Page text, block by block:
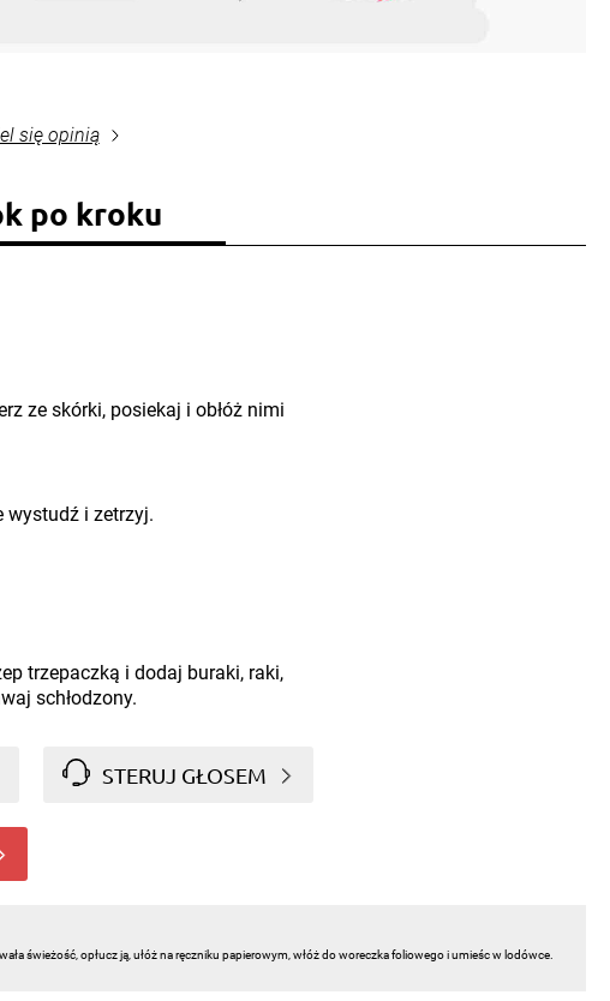
się opinią
po kroku
ze skórki, posiekaj i obłóż nimi
wystudź i zetrzyj.
trzepaczką i dodaj buraki, raki,
schłodzony.
STERUJ GŁOSEM
świeżość, opłucz ją, ułóż na ręczniku papierowym, włóż do woreczka foliowego i umieśc w lodówce.